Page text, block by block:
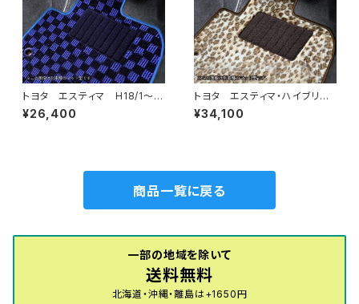
トヨタ エスティマ H18/1〜H
24/5（前期） 50系 フロアマ
ット一式 カーマット スタンダ
¥26,400
トヨタ エスティマ・ハイブリッ
ド H24/5〜R1/10（後期） 20
系 フロアマット一式 カーマッ
¥34,100
商品一覧に戻る
一部の地域を除いて
送料無料
北海道・沖縄・離島は+1650円